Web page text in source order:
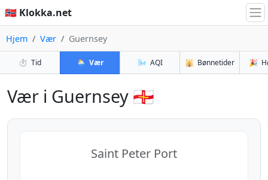
🇳🇴 Klokka.net
Hjem Vær Guernsey
⏱️ Tid 🌦️ Vær 🌬️ AQI 🕌 Bønnetider 🎉
Vær i Guernsey 🇬🇬
Saint Peter Port